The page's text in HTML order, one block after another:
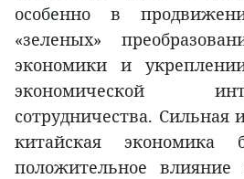
особенно в
«зеленых»
экономики и
экономической
сотрудничества. Сильная
китайская экономика
положительное